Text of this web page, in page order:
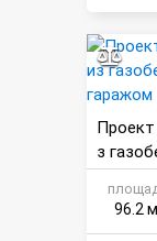
з
ражом
96.2